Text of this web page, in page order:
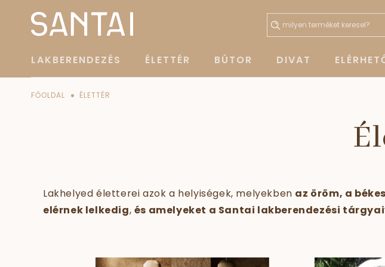
LAKBERENDEZÉS ÉLETTÉR BÚTOR DIVAT
FŐOLDAL ÉLETTÉR
Lakhelyed életterei azok a helyiségek, melyekben az öröm, a
elérnek lelkedig, és amelyeket a Santai lakberendezési